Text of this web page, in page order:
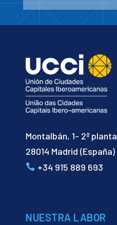
Montalbán, 1- 2ª planta
28014 Madrid (España)
+34 915 889 693
NUESTRA LABOR